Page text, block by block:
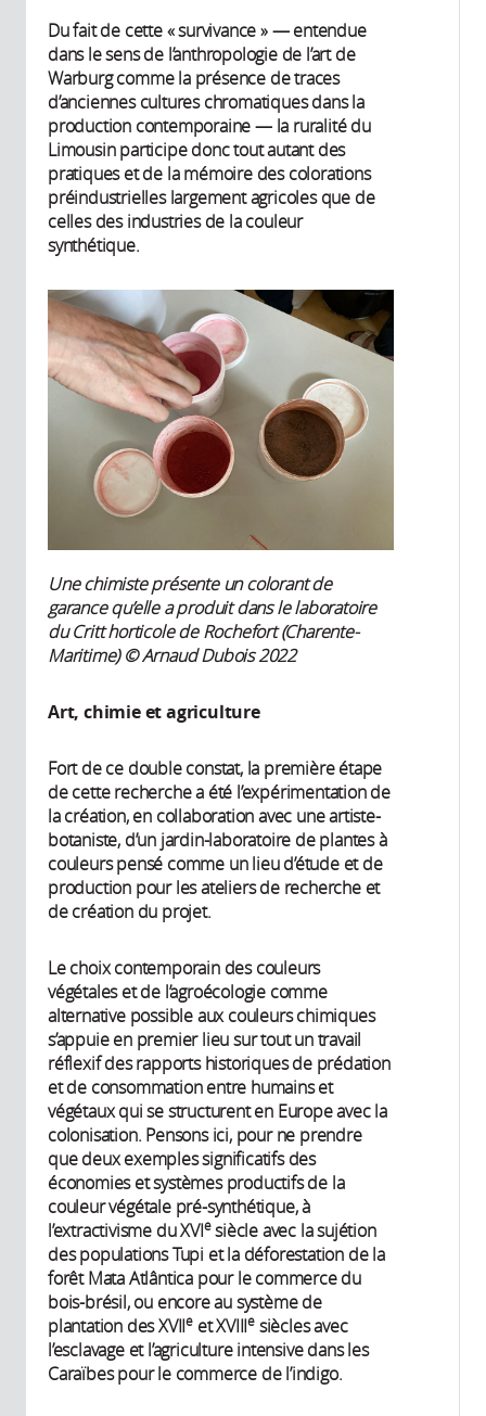
Du fait de cette « survivance » — entendue
dans le sens de l’anthropologie de l’art de
Warburg comme la présence de traces
d’anciennes cultures chromatiques dans la
production contemporaine — la ruralité du
Limousin participe donc tout autant des
pratiques et de la mémoire des colorations
préindustrielles largement agricoles que de
celles des industries de la couleur
synthétique.
Une chimiste présente un colorant de
garance qu’elle a produit dans le laboratoire
du Critt horticole de Rochefort (Charente-
Maritime) © Arnaud Dubois 2022
Art, chimie et agriculture
Fort de ce double constat, la première étape
de cette recherche a été l’expérimentation de
la création, en collaboration avec une artiste-
botaniste, d’un jardin-laboratoire de plantes à
couleurs pensé comme un lieu d’étude et de
production pour les ateliers de recherche et
de création du projet.
Le choix contemporain des couleurs
végétales et de l’agroécologie comme
alternative possible aux couleurs chimiques
s’appuie en premier lieu sur tout un travail
réflexif des rapports historiques de prédation
et de consommation entre humains et
végétaux qui se structurent en Europe avec la
colonisation. Pensons ici, pour ne prendre
que deux exemples significatifs des
économies et systèmes productifs de la
couleur végétale pré-synthétique, à
l’extractivisme du XVIesiècle avec la sujétion
des populations Tupi et la déforestation de la
forêt Mata Atlântica pour le commerce du
bois-brésil, ou encore au système de
plantation des XVIIe et XVIIIe siècles avec
l’esclavage et l’agriculture intensive dans les
Caraïbes pour le commerce de l’indigo.